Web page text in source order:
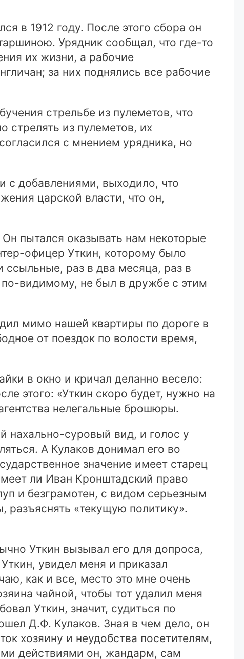
в 1912 году. После этого сбора он
Урядник сообщал, что где-то
их жизни, а рабочие
за них поднялись все рабочие
стрельбе из пулеметов, что
стрелять из пулеметов, их
с мнением урядника, но
с добавлениями, выходило, что
царской власти, что он,
пытался оказывать нам некоторые
офицер Уткин, которому было
раз в два месяца, раз в
по-видимому, не был в дружбе с этим
мимо нашей квартиры по дороге в
от поездок по волости время,
в окно и кричал деланно весело:
этого: «Уткин скоро будет, нужно на
нелегальные брошюры.
нахально-суровый вид, и голос у
А Кулаков донимал его во
значение имеет старец
ли Иван Кронштадский право
и безграмотен, с видом серьезным
разъяснять «текущую политику».
Уткин вызывал его для допроса,
увидел меня и приказал
как и все, место это мне очень
чайной, чтобы тот удалил меня
Уткин, значит, судиться по
Д.Ф. Кулаков. Зная в чем дело, он
хозяину и неудобства посетителям,
действиями он, жандарм, сам